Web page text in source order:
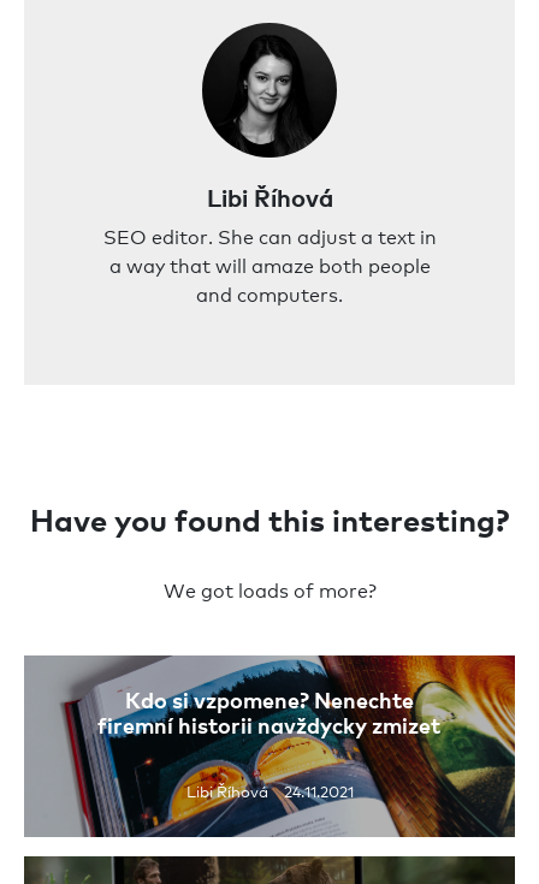
Libi Říhová
SEO editor. She can adjust a text in
a way that will amaze both people
and computers.
Have you found this interesting?
We got loads of more?
Kdo si vzpomene? Nenechte
firemní historii navždycky zmizet
Libi Říhová 24.11.2021